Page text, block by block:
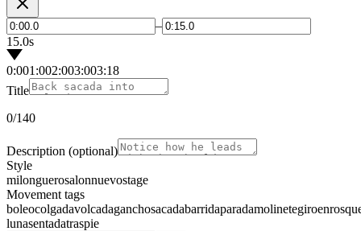
–
15.0s
0:001:002:003:003:18
Title
0/140
Description (optional)
Style
milonguerosalonnuevostage
Movement tags
boleocolgadavolcadaganchosacadabarridaparadamolinetegiro
lunasentadatraspie